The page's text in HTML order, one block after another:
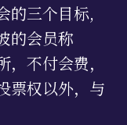
的三个目标,
的会员称
不付会费，
票权以外，与